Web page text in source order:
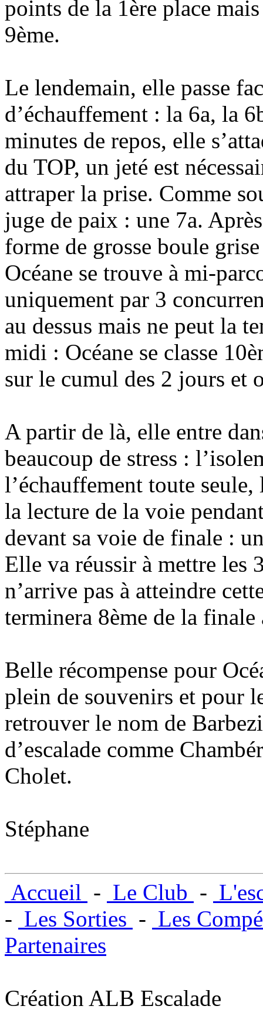
points de la 1ère place
9ème.
Le lendemain, elle passe
d’échauffement : la 6a, la
minutes de repos, elle
du TOP, un jeté est
attraper la prise. Comme
juge de paix : une 7a.
forme de grosse boule
Océane se trouve à mi-
uniquement par 3
au dessus mais ne peut la
midi : Océane se classe
sur le cumul des 2 jours et
A partir de là, elle entre
beaucoup de stress :
l’échauffement toute
la lecture de la voie
devant sa voie de finale :
Elle va réussir à mettre les
n’arrive pas à atteindre
terminera 8ème de la finale
Belle récompense pour
plein de souvenirs et pour
retrouver le nom de
d’escalade comme
Cholet.
Stéphane
Accueil - Le Club -
- Les Sorties - Les
Partenaires
Création ALB Escalade